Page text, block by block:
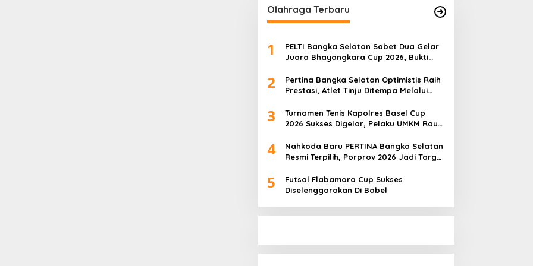
Olahraga Terbaru
1
PELTI Bangka Selatan Sabet Dua Gelar
Juara Bhayangkara Cup 2026, Bukti
2
Pertina Bangka Selatan Optimistis Raih
Prestasi, Atlet Tinju Ditempa Melalui
3
Turnamen Tenis Kapolres Basel Cup
2026 Sukses Digelar, Pelaku UMKM Raup
4
Nahkoda Baru PERTINA Bangka Selatan
Resmi Terpilih, Porprov 2026 Jadi Target
5
Futsal Flabamora Cup Sukses
Diselenggarakan Di Babel